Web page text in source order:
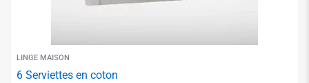
LINGE MAISON
6 Serviettes en coton